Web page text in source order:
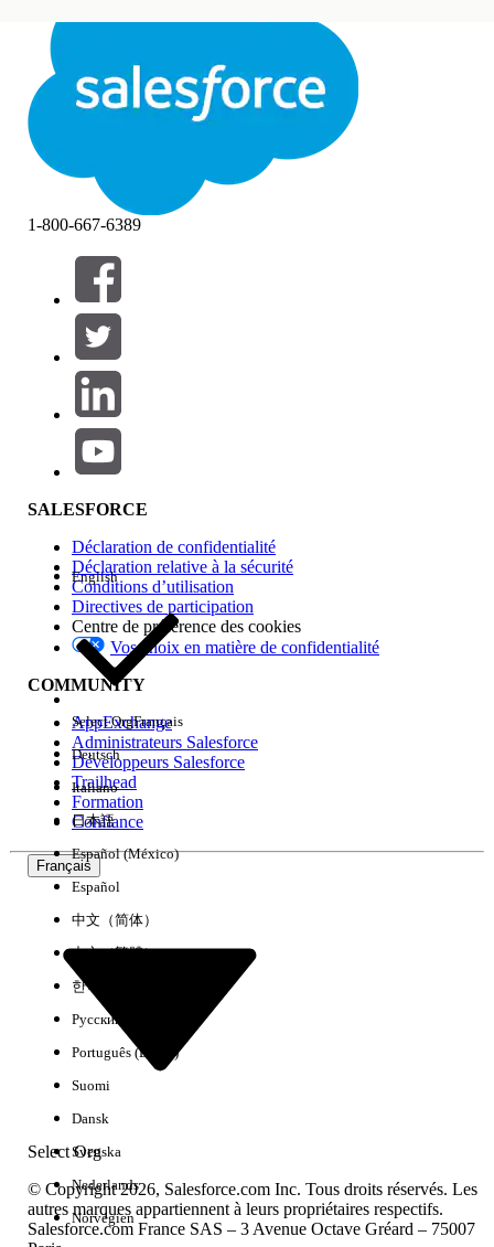
Fermer
Filtres (0)
SÉLECTIONNER DES FILTRES
Gamme de produits
Impact des fonctionnalités
Edition
Expérience
Aucun résultat
1-800-667-6389
SALESFORCE
Déclaration de confidentialité
Déclaration relative à la sécurité
Conditions d’utilisation
Directives de participation
Centre de préférence des cookies
Vos choix en matière de confidentialité
COMMUNITY
AppExchange
Administrateurs Salesforce
Développeurs Salesforce
Trailhead
Formation
Confiance
Français
Select Org
English
Select OrgFrançais
Deutsch
Italiano
日本語
Español (México)
Español
中文（简体）
中文（繁體）
한국어
Русский
Português (Brasil)
Suomi
Dansk
Svenska
Nederlands
Norvégien
© Copyright 2026, Salesforce.com Inc. Tous droits réservés. Les
autres marques appartiennent à leurs propriétaires respectifs.
Salesforce.com France SAS – 3 Avenue Octave Gréard – 75007